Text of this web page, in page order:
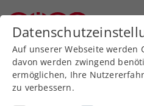
Zurück zur
ATP
Auf unserer Webseite werden
davon werden zwingend
ermöglichen, Ihre
zu verbessern.